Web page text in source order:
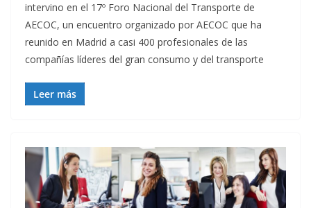
intervino en el 17º Foro Nacional del Transporte de
AECOC, un encuentro organizado por AECOC que ha
reunido en Madrid a casi 400 profesionales de las
compañías líderes del gran consumo y del transporte
Leer más